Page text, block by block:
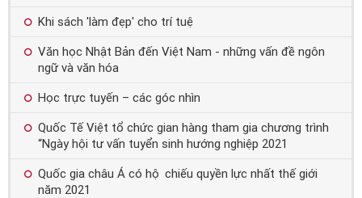
Khi sách 'làm đẹp' cho trí tuệ
Văn học Nhật Bản đến Việt Nam - những vấn đề ngôn
ngữ và văn hóa
Học trực tuyến – các góc nhìn
Quốc Tế Việt tổ chức gian hàng tham gia chương trình
“Ngày hội tư vấn tuyển sinh hướng nghiệp 2021
Quốc gia châu Á có hộ chiếu quyền lực nhất thế giới
năm 2021